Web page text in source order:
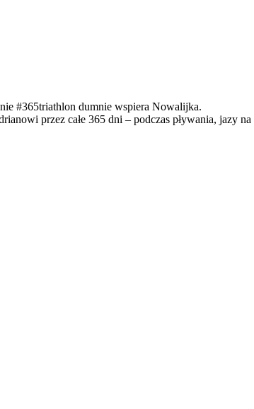
#365triathlon dumnie wspiera Nowalijka.
przez całe 365 dni – podczas pływania, jazy